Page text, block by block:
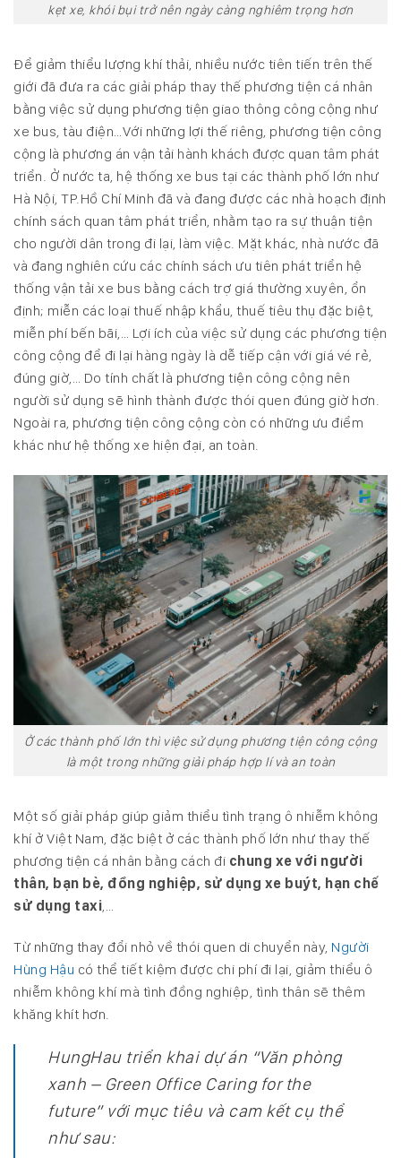
kẹt xe, khói bụi trở nên ngày càng nghiêm trọng hơn
Để giảm thiểu lượng khí thải, nhiều nước tiên tiến trên thế
giới đã đưa ra các giải pháp thay thế phương tiện cá nhân
bằng việc sử dụng phương tiện giao thông công cộng như
xe bus, tàu điện…Với những lợi thế riêng, phương tiện công
cộng là phương án vận tải hành khách được quan tâm phát
triển. Ở nước ta, hệ thống xe bus tại các thành phố lớn như
Hà Nội, TP.Hồ Chí Minh đã và đang được các nhà hoạch định
chính sách quan tâm phát triển, nhằm tạo ra sự thuận tiện
cho người dân trong đi lại, làm việc. Mặt khác, nhà nước đã
và đang nghiên cứu các chính sách ưu tiên phát triển hệ
thống vận tải xe bus bằng cách trợ giá thường xuyên, ổn
định; miễn các loại thuế nhập khẩu, thuế tiêu thụ đặc biệt,
miễn phí bến bãi,… Lợi ích của việc sử dụng các phương tiện
công cộng để đi lại hàng ngày là dễ tiếp cận với giá vé rẻ,
đúng giờ,… Do tính chất là phương tiện công cộng nên
người sử dụng sẽ hình thành được thói quen đúng giờ hơn.
Ngoài ra, phương tiện công cộng còn có những ưu điểm
khác như hệ thống xe hiện đại, an toàn.
Ở các thành phố lớn thì việc sử dụng phương tiện công cộng
là một trong những giải pháp hợp lí và an toàn
Một số giải pháp giúp giảm thiểu tình trạng ô nhiễm không
khí ở Việt Nam, đặc biệt ở các thành phố lớn như thay thế
phương tiện cá nhân bằng cách đi chung xe với người
thân, bạn bè, đồng nghiệp, sử dụng xe buýt, hạn chế
sử dụng taxi,…
Từ những thay đổi nhỏ về thói quen di chuyển này, Người
Hùng Hậu có thể tiết kiệm được chi phí đi lại, giảm thiểu ô
nhiễm không khí mà tình đồng nghiệp, tình thân sẽ thêm
khăng khít hơn.
HungHau triển khai dự án “Văn phòng
xanh – Green Office Caring for the
future” với mục tiêu và cam kết cụ thể
như sau: